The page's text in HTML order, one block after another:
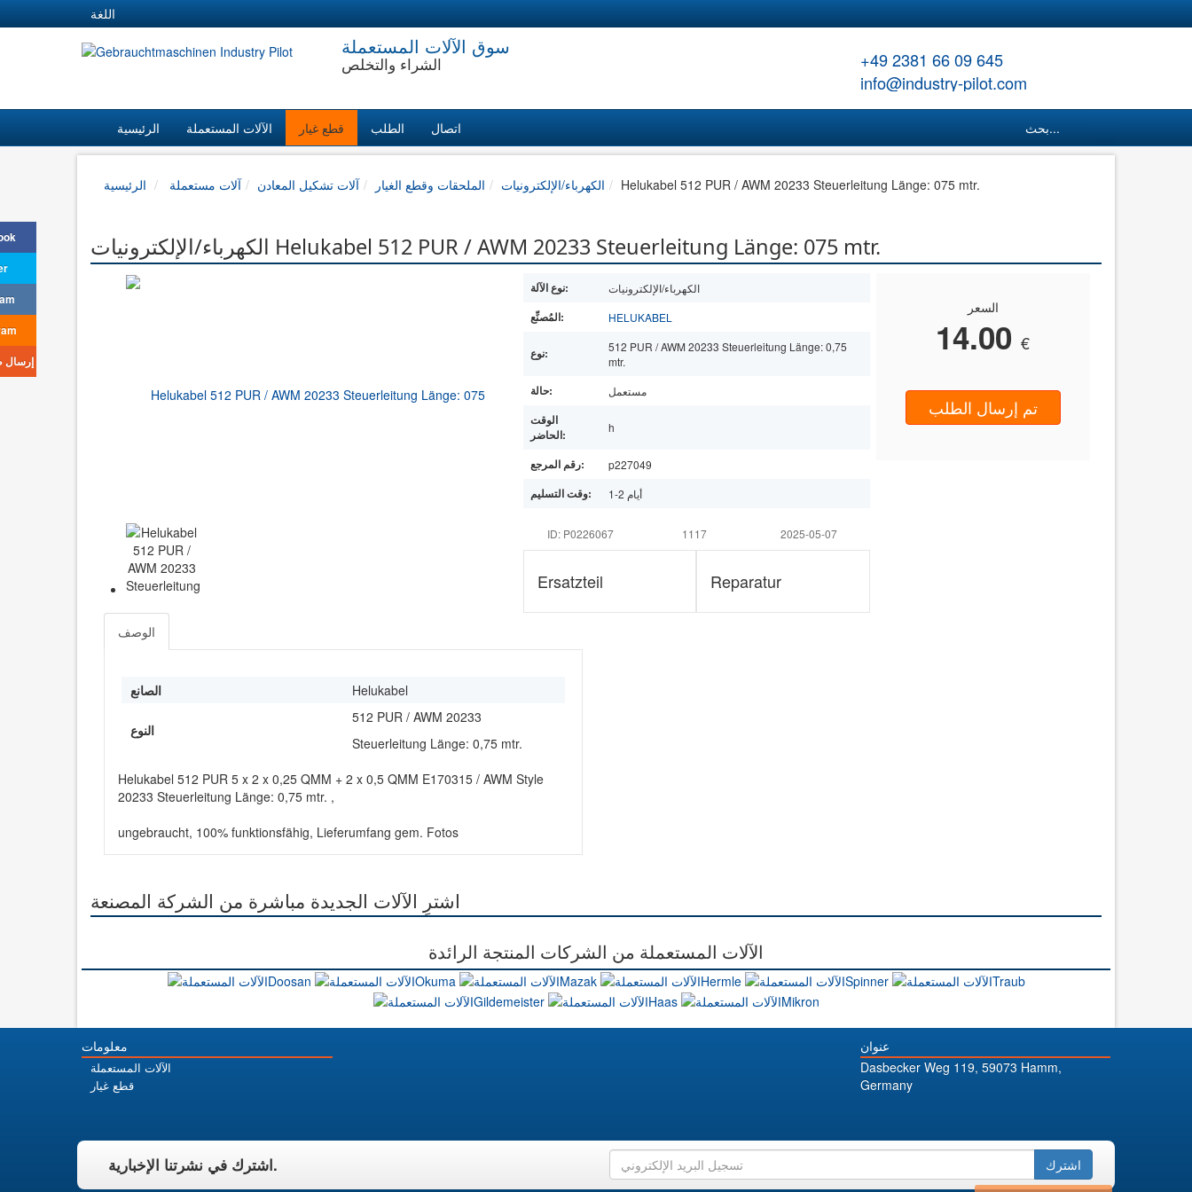
اللغة
سوق الآلات المستعملة
الشراء والتخلص
+49 2381 66 09 645
info@industry-pilot.com
الرئيسية الآلات المستعملة قطع غيار الطلب اتصال بحث...
إرسال
الرئيسية آلات مستعملة آلات تشكيل المعادن الملحقات وقطع الغيار الكهرباء/الإلكترونيات Helukabel 512 PUR / AWM 20233 Steuerleitung Länge: 075 mtr.
الكهرباء/الإلكترونيات Helukabel 512 PUR / AWM 20233 Steuerleitung Länge: 075 mtr.
نوع الآلة: الكهرباء/الإلكترونيات
المُصنِّع: HELUKABEL
نوع:
512 PUR / AWM 20233 Steuerleitung Länge: 0,75
mtr.
حالة: مستعمل
الوقت
الحاضر:
h
رقم المرجع: p227049
وقت التسليم: 1-2 أيام
ID: P0226067 1117 2025-05-07
Ersatzteil Reparatur
السعر
14.00 €
تم إرسال الطلب
الوصف
الصانع Helukabel
النوع
512 PUR / AWM 20233
Steuerleitung Länge: 0,75 mtr.
Helukabel 512 PUR 5 x 2 x 0,25 QMM + 2 x 0,5 QMM E170315 / AWM Style
20233 Steuerleitung Länge: 0,75 mtr. ,
ungebraucht, 100% funktionsfähig, Lieferumfang gem. Fotos
اشترِ الآلات الجديدة مباشرة من الشركة المصنعة
الآلات المستعملة من الشركات المنتجة الرائدة
معلومات
الآلات المستعملة
قطع غيار
عنوان
Dasbecker Weg 119, 59073 Hamm,
Germany
اشترك في نشرتنا الإخبارية. اشترك